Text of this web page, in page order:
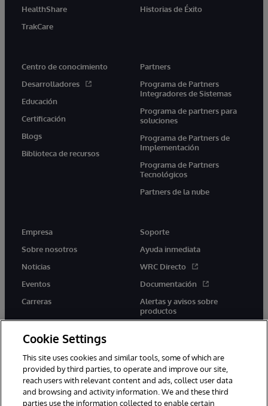
HealthShare
TrakCare
Historias de Éxito
Centro de conocimiento
Desarrolladores
Educación
Certificación
Blogs
Biblioteca de recursos
Partners
Programa de Partners
Integradores de Sistemas
Programa de partners para
soluciones
Programa de Partners de
Implementación
Programa de Partners
Tecnológicos
Partners de la nube
Empresa
Sobre nosotros
Noticias
Eventos
Carreras
Soporte
Ayuda inmediata
WRC Directo
Documentación
Alertas y avisos sobre
productos
twitter youtubefacebooklinkedin
Cookie Settings
This site uses cookies and similar tools, some of which are
provided by third parties, to operate and improve our site,
reach users with relevant content and ads, collect user data
and browsing and activity information. We and these third
parties use the information collected to enable certain